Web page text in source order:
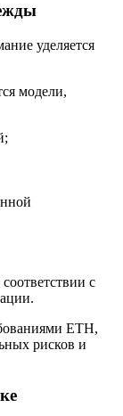
уделяется
модели,
с
ЕТН,
рисков и